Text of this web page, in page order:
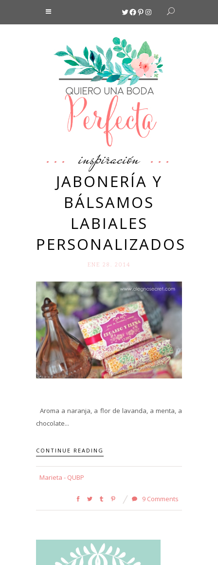
Twitter
Facebook
Pinterest
Instagram
inspiración
JABONERÍA Y
BÁLSAMOS
LABIALES
PERSONALIZADOS
ENE 28. 2014
Aroma a naranja, a flor de lavanda, a menta, a
chocolate...
CONTINUE READING
Marieta - QUBP
9 Comments